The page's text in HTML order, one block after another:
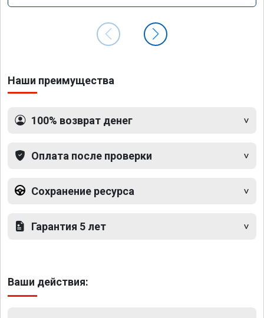
Наши преимущества
100% возврат денег
Оплата после проверки
Сохранение ресурса
Гарантия 5 лет
Ваши действия: